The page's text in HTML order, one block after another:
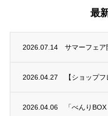
最
2026.07.14 サマーフェ
2026.04.27
2026.04.06